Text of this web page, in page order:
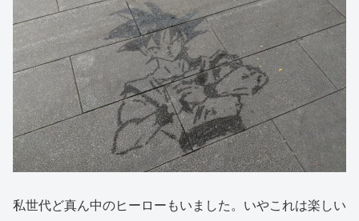
私世代ど真ん中のヒーローもいました。いやこれは楽しい